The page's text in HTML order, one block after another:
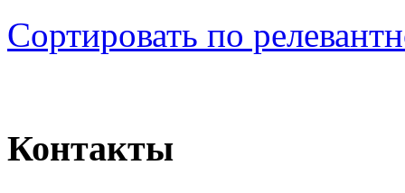
Сортировать по
Контакты